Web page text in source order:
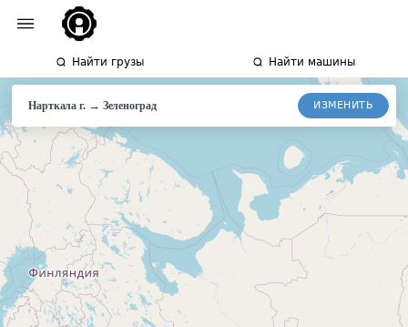
Найти грузы Найти машины
Нарткала г.→ Зеленоград ИЗМЕНИТЬ